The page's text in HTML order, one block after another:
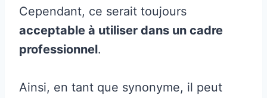
Cependant, ce serait toujours
acceptable à utiliser dans un cadre
professionnel.
Ainsi, en tant que synonyme, il peut